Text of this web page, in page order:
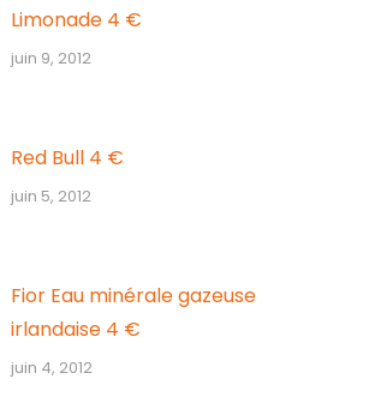
Limonade 4 €
juin 9, 2012
Red Bull 4 €
juin 5, 2012
Fior Eau minérale gazeuse
irlandaise 4 €
juin 4, 2012